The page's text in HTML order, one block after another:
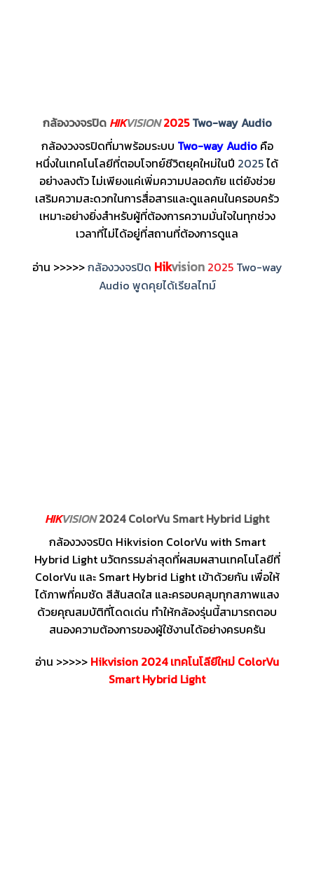
กล้องวงจรปิด HIKVISION 2025 Two-way Audio
กล้องวงจรปิดที่มาพร้อมระบบ Two-way Audioคือ
หนึ่งในเทคโนโลยีที่ตอบโจทย์ชีวิตยุคใหม่ในปี 2025ได้
อย่างลงตัว ไม่เพียงแค่เพิ่มความปลอดภัย แต่ยังช่วย
เสริมความสะดวกในการสื่อสารและดูแลคนในครอบครัว
เหมาะอย่างยิ่งสำหรับผู้ที่ต้องการความมั่นใจในทุกช่วง
เวลาที่ไม่ได้อยู่ที่สถานที่ต้องการดูแล
อ่าน >>>>>กล้องวงจรปิด Hikvision 2025Two-way
Audio พูดคุยได้เรียลไทม์
HIKVISION2024 ColorVu Smart Hybrid Light
กล้องวงจรปิด Hikvision ColorVu with Smart
Hybrid Light นวัตกรรมล่าสุดที่ผสมผสานเทคโนโลยีที่
ColorVu และ Smart Hybrid Light เข้าด้วยกัน เพื่อให้
ได้ภาพที่คมชัด สีสันสดใส และครอบคลุมทุกสภาพแสง
ด้วยคุณสมบัติที่โดดเด่น ทำให้กล้องรุ่นนี้สามารถตอบ
สนองความต้องการของผู้ใช้งานได้อย่างครบครัน
อ่าน >>>>> Hikvision 2024 เทคโนโลียีใหม่ ColorVu
Smart Hybrid Light